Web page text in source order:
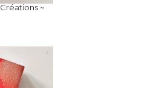
Créations ~